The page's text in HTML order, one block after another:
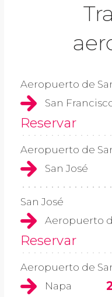
Aeropuerto de
San
Reservar
Aeropuerto de
San José
San José
Aeropuerto
Reservar
Aeropuerto de
Napa